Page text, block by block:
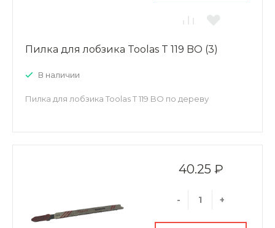
Пилка для лобзика Toolas T 119 BO (3)
В наличии
Пилка для лобзика Toolas T 119 BO по дереву
40.25 ₽
- +